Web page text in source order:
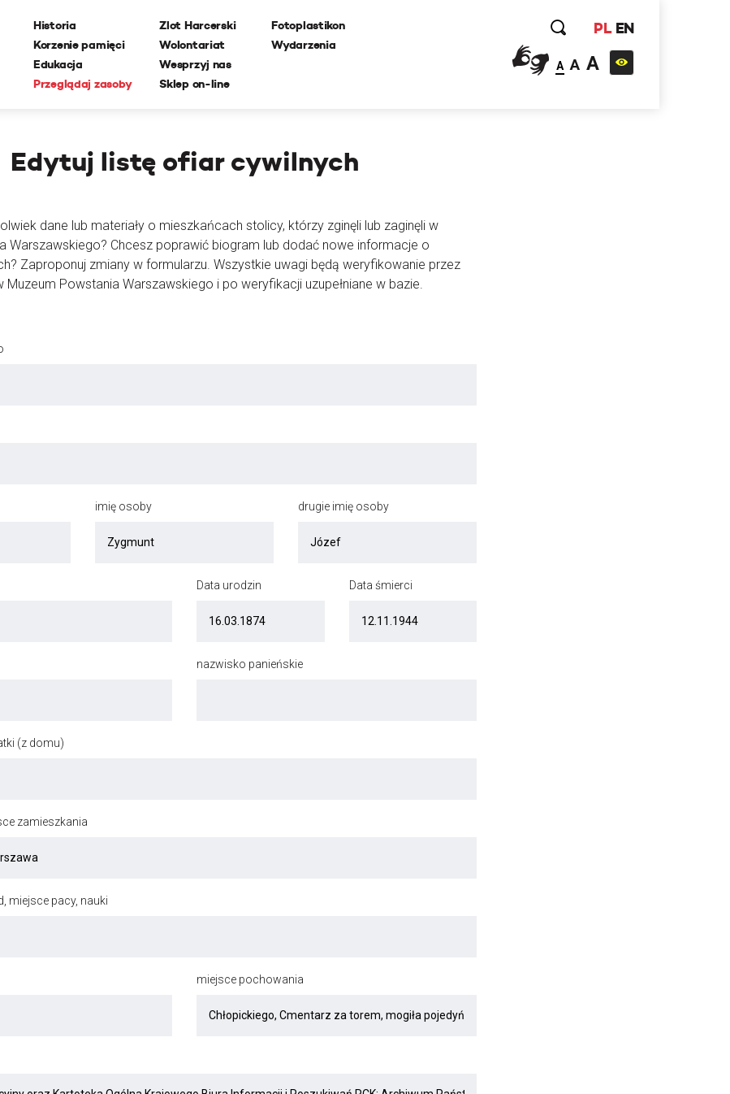
Historia
Korzenie pamięci
Edukacja
Przeglądaj zasoby
Zlot Harcerski
Wolontariat
Wesprzyj nas
Sklep on-line
Fotoplastikon
Wydarzenia
PL EN
A A A
Edytuj listę ofiar cywilnych
dane lub materiały o mieszkańcach stolicy, którzy zginęli lub zaginęli w
Warszawskiego? Chcesz poprawić biogram lub dodać nowe informacje o
Zaproponuj zmiany w formularzu. Wszystkie uwagi będą weryfikowanie przez
Muzeum Powstania Warszawskiego i po weryfikacji uzupełniane w bazie.
imię osoby drugie imię osoby
Data urodzin Data śmierci
nazwisko panieńskie
(z domu)
zamieszkania
miejsce pacy, nauki
miejsce pochowania